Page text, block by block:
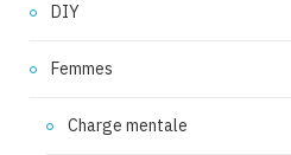
DIY
Femmes
Charge mentale